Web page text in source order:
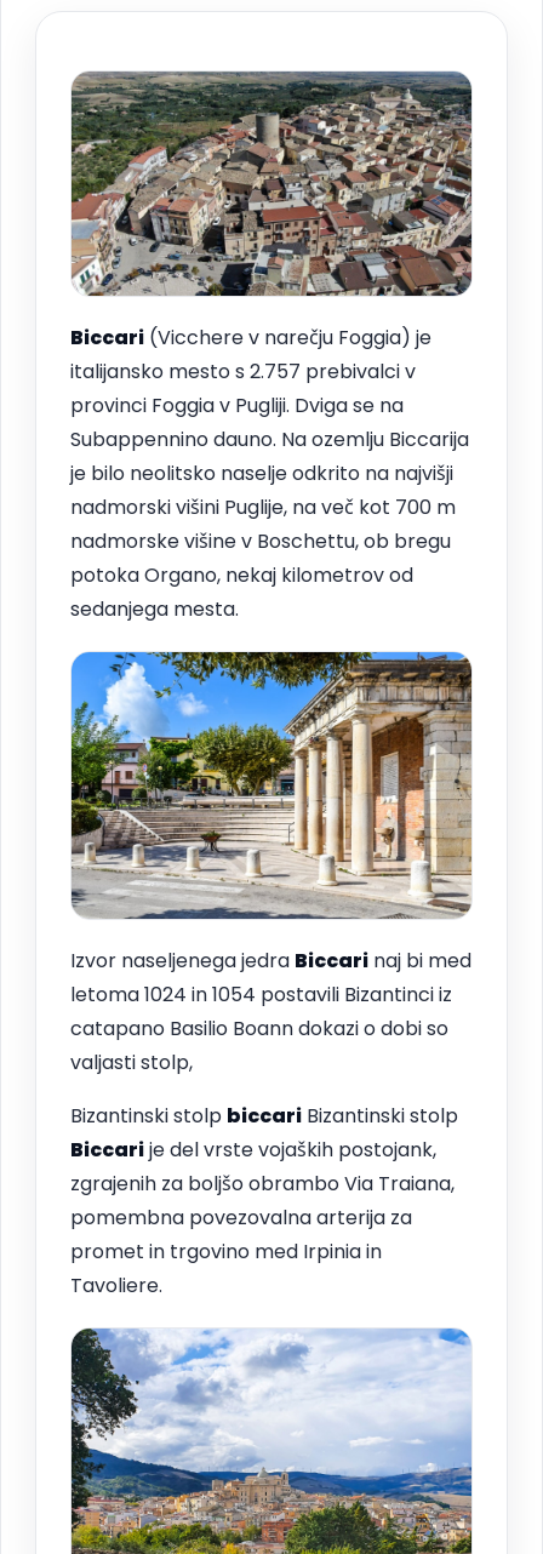
Biccari (Vicchere v narečju Foggia) je
italijansko mesto s 2.757 prebivalci v
provinci Foggia v Pugliji. Dviga se na
Subappennino dauno. Na ozemlju Biccarija
je bilo neolitsko naselje odkrito na najvišji
nadmorski višini Puglije, na več kot 700 m
nadmorske višine v Boschettu, ob bregu
potoka Organo, nekaj kilometrov od
sedanjega mesta.
Izvor naseljenega jedra Biccari naj bi med
letoma 1024 in 1054 postavili Bizantinci iz
catapano Basilio Boann dokazi o dobi so
valjasti stolp,
Bizantinski stolp biccari Bizantinski stolp
Biccarije del vrste vojaških postojank,
zgrajenih za boljšo obrambo Via Traiana,
pomembna povezovalna arterija za
promet in trgovino med Irpinia in
Tavoliere.